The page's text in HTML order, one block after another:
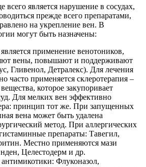
является нарушение в сосудах,
прежде всего препаратами,
на укрепление вен. В
могут быть назначены:
применение венотоников,
вены, повышают и поддерживают
Гливенол, Детралекс). Для лечения
часто применяется склеротерапия –
которое закупоривает
Для мелких вен эффективно
принцип тот же. При запущенных
вена может быть удалена
метод. При аллергических
препараты: Тавегил,
Местно применяются мази
Целестодерм и др.
Флуконазол,